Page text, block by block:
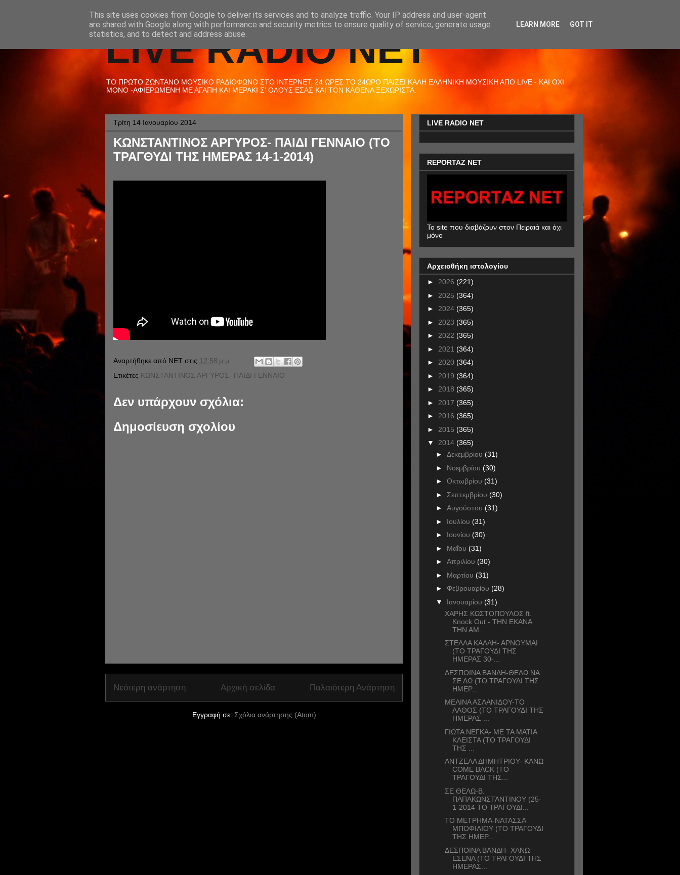
LIVE RADIO NET
ΤΟ ΠΡΩΤΟ ΖΩΝΤΑΝΟ ΜΟΥΣΙΚΟ ΡΑΔΙΟΦΩΝΟ ΣΤΟ ΙΝΤΕΡΝΕΤ. 24 ΩΡΕΣ ΤΟ 24ΩΡΟ ΠΑΙΖΕΙ ΚΑΛΗ ΕΛΛΗΝΙΚΗ ΜΟΥΣΙΚΗ ΑΠΟ LIVE - ΚΑΙ ΟΧΙ
ΜΟΝΟ -ΑΦΙΕΡΩΜΕΝΗ ΜΕ ΑΓΑΠΗ ΚΑΙ ΜΕΡΑΚΙ Σ' ΟΛΟΥΣ ΕΣΑΣ ΚΑΙ ΤΟΝ ΚΑΘΕΝΑ ΞΕΧΩΡΙΣΤΑ.
Τρίτη 14 Ιανουαρίου 2014
ΚΩΝΣΤΑΝΤΙΝΟΣ ΑΡΓΥΡΟΣ- ΠΑΙΔΙ ΓΕΝΝΑΙΟ (ΤΟ
ΤΡΑΓΘΥΔΙ ΤΗΣ ΗΜΕΡΑΣ 14-1-2014)
Αναρτήθηκε από NET στις 12:58 μ.μ.
Ετικέτες ΚΩΝΣΤΑΝΤΙΝΟΣ ΑΡΓΥΡΟΣ- ΠΑΙΔΙ ΓΕΝΝΑΙΟ
Δεν υπάρχουν σχόλια:
Δημοσίευση σχολίου
Νεότερη ανάρτηση Παλαιότερη Ανάρτηση
Αρχική σελίδα
Εγγραφή σε: Σχόλια ανάρτησης (Atom)
LIVE RADIO NET
REPORTAZ NET
To site που διαβάζουν στον Πειραιά και όχι
μόνο
Αρχειοθήκη ιστολογίου
► 2026 (221)
► 2025 (364)
► 2024 (365)
► 2023 (365)
► 2022 (365)
► 2021 (364)
► 2020 (364)
► 2019 (364)
► 2018 (365)
► 2017 (365)
► 2016 (365)
► 2015 (365)
▼ 2014 (365)
► Δεκεμβρίου (31)
► Νοεμβρίου (30)
► Οκτωβρίου (31)
► Σεπτεμβρίου (30)
► Αυγούστου (31)
► Ιουλίου (31)
► Ιουνίου (30)
► Μαΐου (31)
► Απριλίου (30)
► Μαρτίου (31)
► Φεβρουαρίου (28)
▼ Ιανουαρίου (31)
ΧΑΡΗΣ ΚΩΣΤΟΠΟΥΛΟΣ ft.
Knock Out - ΤΗΝ ΕΚΑΝΑ
ΤΗΝ ΑΜ...
ΣΤΕΛΛΑ ΚΑΛΛΗ- ΑΡΝΟΥΜΑΙ
(ΤΟ ΤΡΑΓΟΥΔΙ ΤΗΣ
ΗΜΕΡΑΣ 30-...
ΔΕΣΠΟΙΝΑ ΒΑΝΔΗ-ΘΕΛΩ ΝΑ
ΣΕ ΔΩ (ΤΟ ΤΡΑΓΟΥΔΙ ΤΗΣ
ΗΜΕΡ...
ΜΕΛΙΝΑ ΑΣΛΑΝΙΔΟΥ-ΤΟ
ΛΑΘΟΣ (ΤΟ ΤΡΑΓΟΥΔΙ ΤΗΣ
ΗΜΕΡΑΣ ...
ΓΙΩΤΑ ΝΕΓΚΑ- ΜΕ ΤΑ ΜΑΤΙΑ
ΚΛΕΙΣΤΑ (ΤΟ ΤΡΑΓΟΥΔΙ
ΤΗΣ ...
ΑΝΤΖΕΛΑ ΔΗΜΗΤΡΙΟΥ- ΚΑΝΩ
COME BACK (ΤΟ
ΤΡΑΓΟΥΔΙ ΤΗΣ...
ΣΕ ΘΕΛΩ-Β.
ΠΑΠΑΚΩΝΣΤΑΝΤΙΝΟΥ (25-
1-2014 ΤΟ ΤΡΑΓΟΥΔΙ...
ΤΟ ΜΕΤΡΗΜΑ-ΝΑΤΑΣΣΑ
ΜΠΟΦΙΛΙΟΥ (ΤΟ ΤΡΑΓΟΥΔΙ
ΤΗΣ ΗΜΕΡ...
ΔΕΣΠΟΙΝΑ ΒΑΝΔΗ- ΧΑΝΩ
ΕΣΕΝΑ (ΤΟ ΤΡΑΓΟΥΔΙ ΤΗΣ
ΗΜΕΡΑΣ...
This site uses cookies from Google to deliver its services and to analyze traffic. Your IP address and user-agent
are shared with Google along with performance and security metrics to ensure quality of service, generate usage
statistics, and to detect and address abuse.
LEARN MORE GOT IT